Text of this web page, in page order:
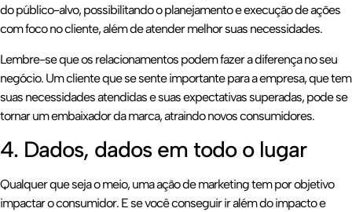
do público-alvo, possibilitando o planejamento e execução de ações
com foco no cliente, além de atender melhor suas necessidades.
Lembre-se que os relacionamentos podem fazer a diferença no seu
negócio. Um cliente que se sente importante para a empresa, que tem
suas necessidades atendidas e suas expectativas superadas, pode se
tornar um embaixador da marca, atraindo novos consumidores.
4. Dados, dados em todo o lugar
Qualquer que seja o meio, uma ação de marketing tem por objetivo
impactar o consumidor. E se você conseguir ir além do impacto e